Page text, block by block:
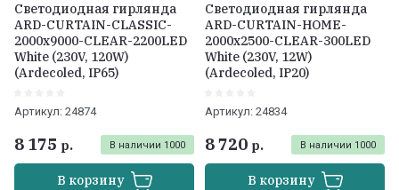
Светодиодная гирлянда
ARD-CURTAIN-CLASSIC-
2000x9000-CLEAR-2200LED
White (230V, 120W)
(Ardecoled, IP65)
Артикул: 24874
В наличии 1000
8 175 р.
В корзину
Светодиодная гирлянда
ARD-CURTAIN-HOME-
2000x2500-CLEAR-300LED
White (230V, 12W)
(Ardecoled, IP20)
Артикул: 24834
В наличии 1000
8 720 р.
В корзину